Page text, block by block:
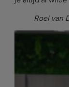
Roel van